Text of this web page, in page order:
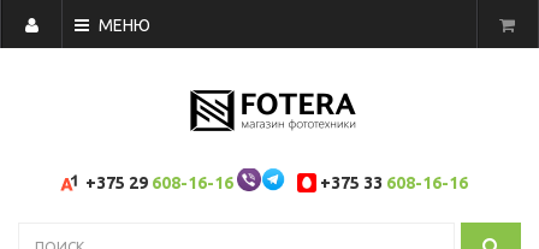
МЕНЮ
+375 29 608-16-16 +375 33 608-16-16